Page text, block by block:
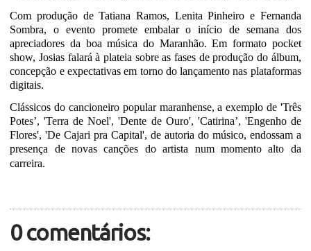
Com produção de Tatiana Ramos, Lenita Pinheiro e Fernanda
Sombra, o evento promete embalar o início de semana dos
apreciadores da boa música do Maranhão. Em formato pocket
show, Josias falará à plateia sobre as fases de produção do álbum,
concepção e expectativas em torno do lançamento nas plataformas
digitais.
Clássicos do cancioneiro popular maranhense, a exemplo de 'Três
Potes’, 'Terra de Noel', 'Dente de Ouro', 'Catirina’, 'Engenho de
Flores', 'De Cajari pra Capital', de autoria do músico, endossam a
presença de novas canções do artista num momento alto da
carreira.
0 comentários: